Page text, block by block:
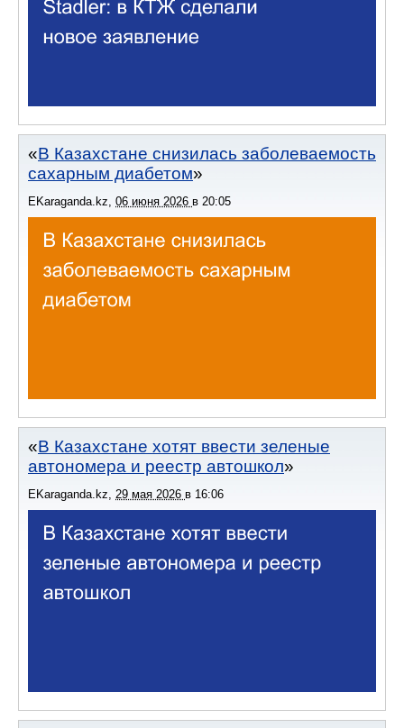
В Казахстане снизилась заболеваемость
сахарным диабетом
EKaraganda.kz, 06 июня 2026 в 20:05
В Казахстане хотят ввести зеленые
автономера и реестр автошкол
EKaraganda.kz 29 мая 2026 в 16:06